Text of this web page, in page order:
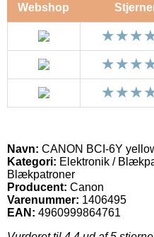
Webshop
Navn: CANON BCI-6Y
Kategori: Elektronik /
Blækpatroner
Producent: Canon
Varenummer: 1406495
EAN: 4960999864761